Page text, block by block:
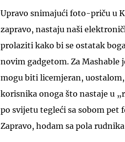
Upravo snimajući foto-priču u
zapravo, nastaju naši
prolaziti kako bi se ostatak
novim gadgetom. Za Mashable
mogu biti licemjeran,
korisnika onoga što nastaje u
po svijetu tegleći sa sobom pet
Zapravo, hodam sa pola